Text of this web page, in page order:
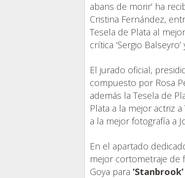
abans de morir’ ha
Cristina Fernández,
Tesela de Plata al
crítica ‘Sergio
El jurado oficial,
compuesto por Rosa
además la Tesela de
Plata a la mejor actriz a
a la mejor fotografía a
En el apartado
mejor cortometraje de
Goya para